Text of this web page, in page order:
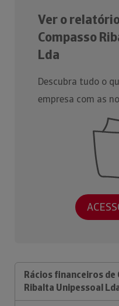
Ver o
Compasso
Lda
Descubra tudo o
empresa com as
Rácios financeiros de
Ribalta Unipessoal